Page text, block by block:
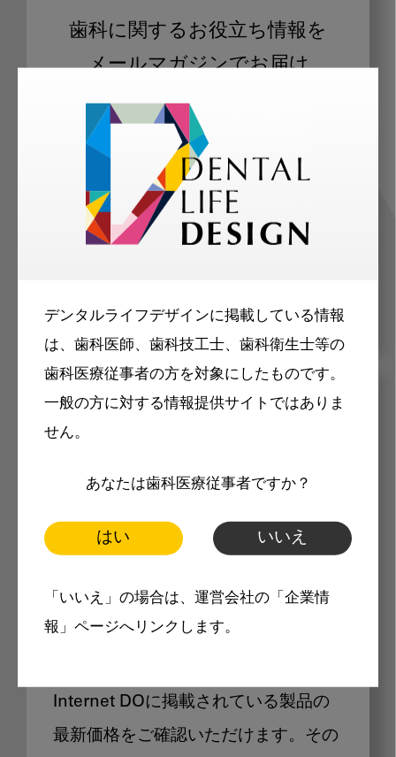
デンタルライフデザインに掲載している情報
は、歯科医師、歯科技工士、歯科衛生士等の
歯科医療従事者の方を対象にしたものです。
一般の方に対する情報提供サイトではありま
せん。
あなたは歯科医療従事者ですか？
はい いいえ
「いいえ」の場合は、運営会社の「企業情
報」ページへリンクします。
歯科に関するお役立ち情報を
メールマガジンでお届け
ご登録いただいた職種（歯科医師、歯
科衛生士、歯科技工士）に合わせた内
容のメールマガジンをお届けします。
メリット
製品価格も閲覧可能
Internet DOに掲載されている製品の
最新価格をご確認いただけます。その